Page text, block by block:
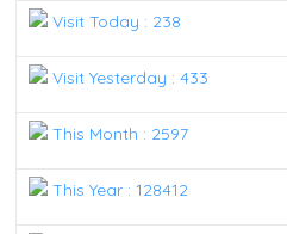
Visit Today : 238
Visit Yesterday : 433
This Month : 2597
This Year : 128412